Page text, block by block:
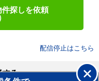
探しを依頼
配信停止はこちら
する